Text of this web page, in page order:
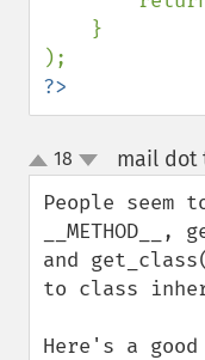
?>
up
down
18 mail dot
People seem
and
to class
Here's a